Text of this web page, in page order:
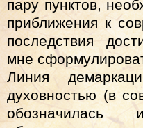
пару пунктов,
приближения к
последствия
мне
Линия
духовностью (в
обозначилась